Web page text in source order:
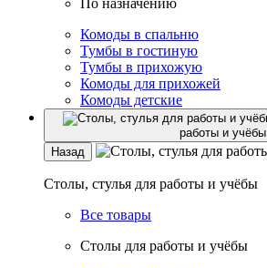
По назначению
Комоды в спальню
Тумбы в гостиную
Тумбы в прихожую
Комоды для прихожей
Комоды детские
работы и учёбы
Назад
Столы, стулья для работы и учёбы
Все товары
Столы для работы и учёбы